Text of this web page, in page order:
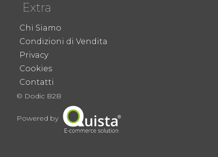
Extra
Chi Siamo
Condizioni di Vendita
Privacy
Cookies
Contatti
© Dodic B2B
Powered by